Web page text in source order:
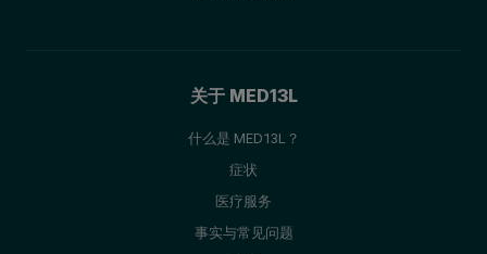
关于 MED13L
什么是 MED13L？
症状
医疗服务
事实与常见问题